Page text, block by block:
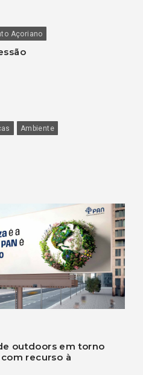
Açoriano
Ambiente
outdoors em torno
recurso à